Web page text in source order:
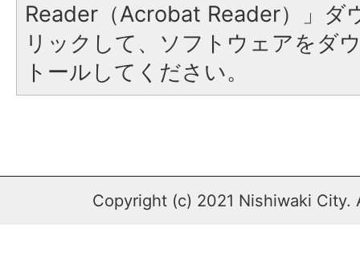
Reader（Acrobat Reader）」ダ
リックして、ソフトウェアをダ
トールしてください。
Copyright (c) 2021 Nishiwaki City.